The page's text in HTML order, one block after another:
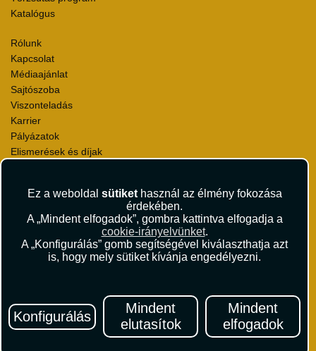
Ez a weboldal sütikethasznál az élmény fokozása
érdekében.
A „Mindent elfogadok”, gombra kattintva elfogadja a
cookie-irányelvünket.
A „Konfigurálás” gomb segítségével kiválaszthatja azt
is, hogy mely sütiket kívánja engedélyezni.
Konfigurálás
Mindent
elutasítok
Mindent
elfogadok
Katalógus
Rólunk
Kapcsolat
Médiaajánlat
Sajtószoba
Viszonteladás
Karrier
Pályázatok
Elismerések és díjak
Utazási Csomag Szerződési Feltételek
Útlemondás-biztosítás Szerződési Feltételek
Utasbiztosítás Szerződési Feltételek
Repülőjegy Szerződési Feltételek
Adatvédelem
Hírlevél
Iratkozzon fel Magyarország egyik legszínesebb utazási